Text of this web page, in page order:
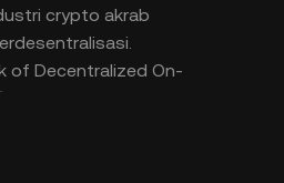
crypto akrab
of Decentralized On-
mengirim data